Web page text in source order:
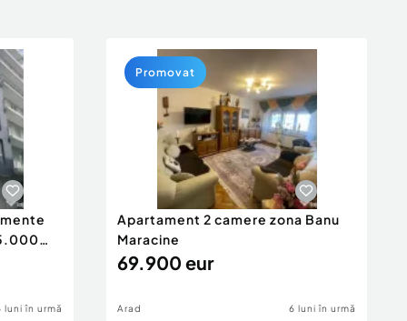
luni în urmă
Apartament 2 camere zona Banu
Maracine
69.900 eur
Arad 6 luni în urmă
Promovat